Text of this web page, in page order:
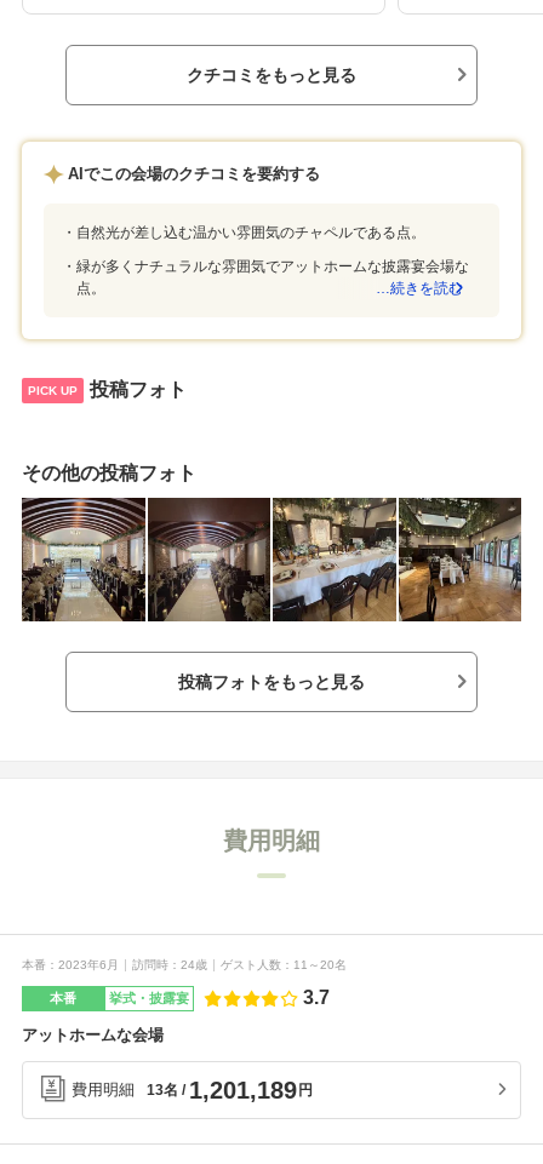
材を使い色とりどりで見た目から華やかです。
ノンアルコールの飲み物が充実しているのもよ
いです。公共交通機関ではアクセスしづらいの
で、車かタクシーが必要になります。皆さんで
お出迎えしてくださり、明るく丁寧な接客をし
族のみを想定していたのでアットホームである
ていましたが、想像以上の会場でした。全てが
を感じられます。人数が少なめで検討されてい
る方に非常におすすめです。
た料理をいただけ
た。親近感のあ
してもらえて良か
ていなかったの
フラットグループ
で、料理が美味し
クチコミをもっと見る
AIでこの会場のクチコミを要約する
自然光が差し込む温かい雰囲気のチャペルである点。
緑が多くナチュラルな雰囲気でアットホームな披露宴会場な
点。
…続きを読む
PICK UP 投稿フォト
その他の投稿フォト
投稿フォトをもっと見る
費用明細
本番 2023年6月 訪問時 24歳 ゲスト人数 11～20名
本番 挙式・披露宴 3.7
アットホームな会場
費用明細 13名 1,201,189円